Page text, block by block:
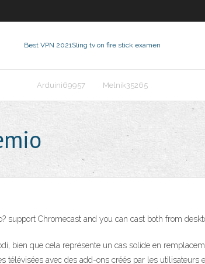
Best VPN 2021Sling tv on fire stick examen
Arduini69957 Melnik35265
support Chromecast and you can cast both from
bien que cela représente un cas solide en
avec des add-ons créés par les